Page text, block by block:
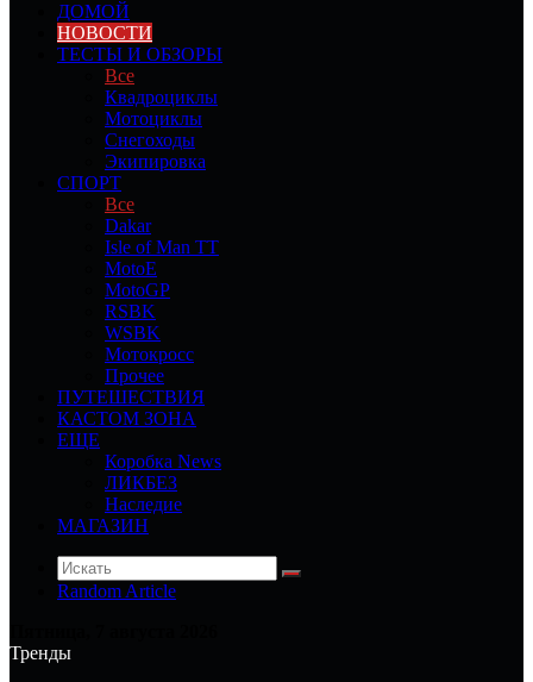
ДОМОЙ
НОВОСТИ
ТЕСТЫ И ОБЗОРЫ
Все
Квадроциклы
Мотоциклы
Снегоходы
Экипировка
СПОРТ
Все
Dakar
Isle of Man TT
MotoE
MotoGP
RSBK
WSBK
Мотокросс
Прочее
ПУТЕШЕСТВИЯ
КАСТОМ ЗОНА
ЕЩЕ
Коробка News
ЛИКБЕЗ
Наследие
МАГАЗИН
Random Article
Тренды